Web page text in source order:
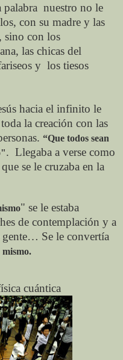
palabra nuestro no le
con su madre y las
sino con los
las chicas del
y los tiesos
hacia el infinito le
la creación con las
“Que todos sean
. Llegaba a verse como
se le cruzaba en la
" se le estaba
de contemplación y a
gente… Se le convertía
mismo.
cuántica